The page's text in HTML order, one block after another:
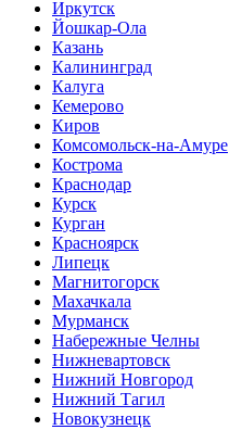
Иркутск
Йошкар-Ола
Казань
Калининград
Калуга
Кемерово
Киров
Комсомольск-на-Амуре
Кострома
Краснодар
Курск
Курган
Красноярск
Липецк
Магнитогорск
Махачкала
Мурманск
Набережные Челны
Нижневартовск
Нижний Новгород
Нижний Тагил
Новокузнецк